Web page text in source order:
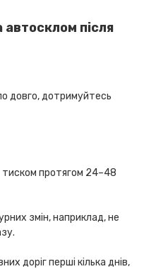
після
довго, дотримуйтесь
тиском протягом 24–48
змін, наприклад, не
доріг перші кілька днів,